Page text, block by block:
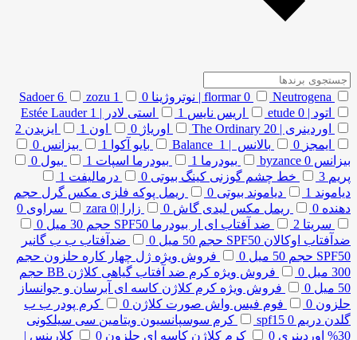
flormar 0 Neutrogena | نوتروژینا 0
Sadoer 6 zozu 1
اتود | etude 0 اریس نایس 1 استی لادر | Estée Lauder 1
اوردینری | The Ordinary 20 اوریاژ 0 اون 1 ایزیدن 2
ایمجز 0 بالانس | Balance 1 بایو آکوا 1 بیزانس 0
بیزانس byzance 0 بیودرما 1 بیودرما اسپات 1 بیول 0
پریم 3 خط چشم گوزنی کینگ بیوتی 0 درمالیفت 1
دیاموند 1 دیاموند بیوتی 0
ریمل پوکه فلزی مکس گرل حجم
دهنده 0 ریمل مکس لیدی گاش 0 زارا |zara0 سراوی 0
سریتا 2 ضد آفتاب ای ار بیودرما SPF50 حجم 30 میل
0
ضدآفتاب اوکالان SPF50 حجم 50 میل
0
ضدآفتاب ب ب گانیر
SPF50 حجم 50 میل
0
فروش ویژه ژل چهار کاره حلزون حجم
300 میل
0
فروش ویژه کرم ضد آفتاب گیاهی کلاژن BB حجم
50 میل
0
فروش ویژه کرم کلاژن کاسه ای آبرسان و جوانساز
حلزون 0 فوم فیس واش صورت کلاژن 0
کرم پودر ب ب
گلدن دریم spf15 0
کرم سوسپانسیون ویتامین سی سیلکونی
30% اوردینری
0 کرم کلاژن کاسه ای حلزون 0
کلارینس |